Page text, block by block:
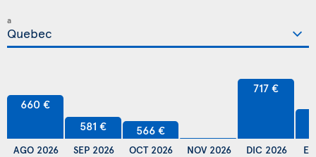
a
660 €
AGO 2026
581 €
SEP 2026
566 €
OCT 2026 NOV 2026
717 €
DIC 2026